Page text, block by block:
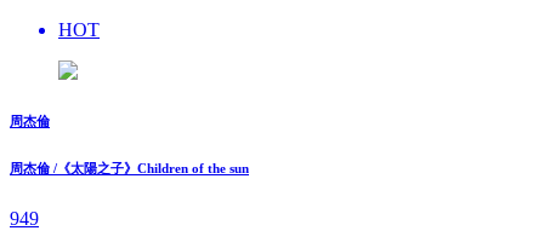
HOT
周杰倫
周杰倫 /《太陽之子》Children of the sun
949